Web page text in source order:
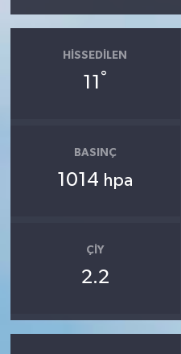
HISSEDILEN
11 °
BASINÇ
1014 hpa
ÇIY
2.2